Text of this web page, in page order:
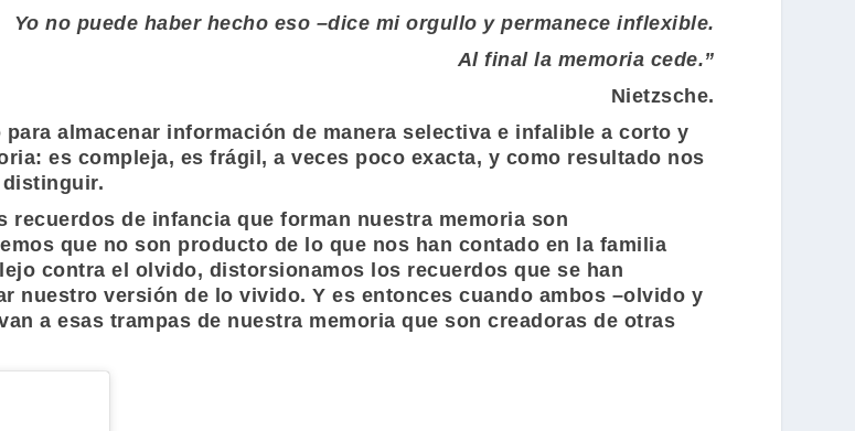
Yo no puede haber hecho eso –dice mi orgullo y permanece inflexible.
Al final la memoria cede.”
Nietzsche.
almacenar información de manera selectiva e infalible a corto y
es compleja, es frágil, a veces poco exacta, y como resultado nos
distinguir.
de infancia que forman nuestra memoria son
que no son producto de lo que nos han contado en la familia
contra el olvido, distorsionamos los recuerdos que se han
nuestro versión de lo vivido. Y es entonces cuando ambos –olvido y
a esas trampas de nuestra memoria que son creadoras de otras